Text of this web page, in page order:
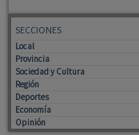
SECCIONES
Local
Provincia
Sociedad y Cultura
Región
Deportes
Economía
Opinión